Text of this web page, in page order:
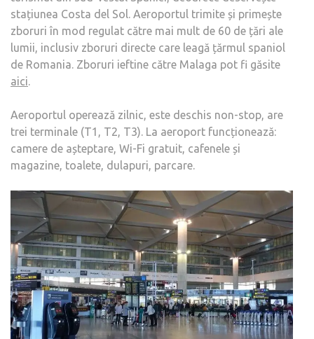
stațiunea Costa del Sol. Aeroportul trimite și primește
zboruri în mod regulat către mai mult de 60 de țări ale
lumii, inclusiv zboruri directe care leagă țărmul spaniol
de Romania. Zboruri ieftine către Malaga pot fi găsite
aici.
Aeroportul operează zilnic, este deschis non-stop, are
trei terminale (T1, T2, T3). La aeroport funcționează:
camere de așteptare, Wi-Fi gratuit, cafenele și
magazine, toalete, dulapuri, parcare.